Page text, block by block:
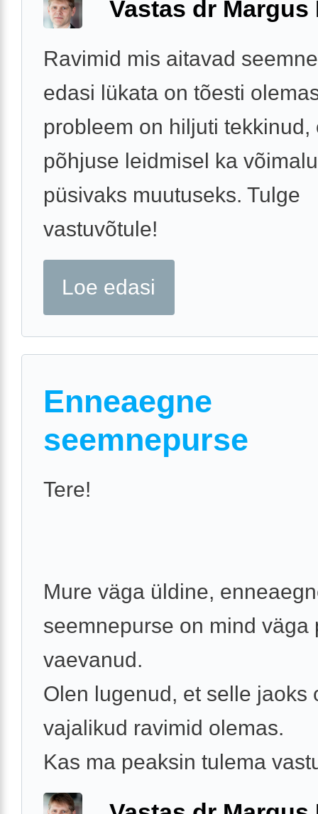
Vastas dr Margus
Ravimid mis aitavad
edasi lükata on tõesti
probleem on hiljuti tekkinud,
põhjuse leidmisel ka
püsivaks muutuseks. Tulge
vastuvõtule!
Loe edasi
Enneaegne
seemnepurse
Tere!
Mure väga üldine,
seemnepurse on mind väga
vaevanud.
Olen lugenud, et selle jaoks
vajalikud ravimid olemas.
Kas ma peaksin tulema